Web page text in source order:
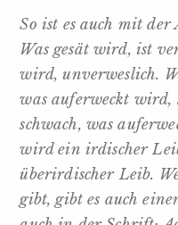
So ist es auch mit der
Was gesät wird, ist
wird, unverweslich.
was auferweckt wird,
schwach, was
wird ein irdischer
überirdischer Leib.
gibt, gibt es auch